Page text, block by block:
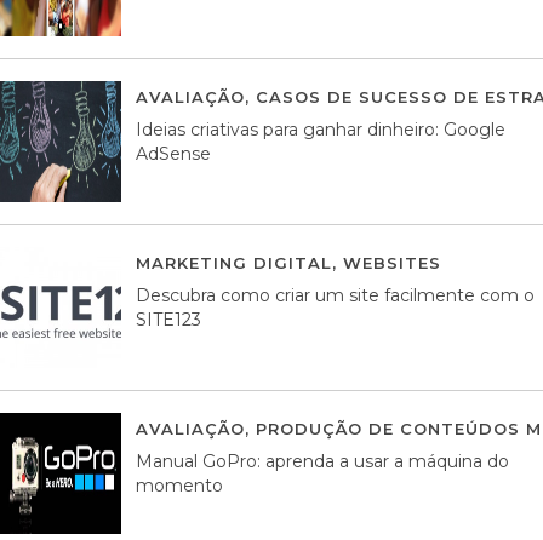
AVALIAÇÃO, CASOS DE SUCESSO DE
Ideias criativas para ganhar dinheiro: Google
AdSense
MARKETING DIGITAL, WEBSITES
Descubra como criar um site facilmente com o
SITE123
AVALIAÇÃO, PRODUÇÃO DE CONTEÚDOS
Manual GoPro: aprenda a usar a máquina do
momento